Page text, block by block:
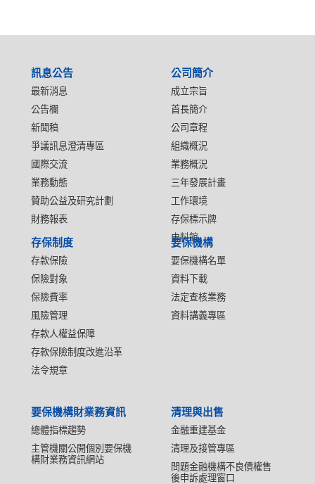
訊息公告
最新消息
公告欄
新聞稿
爭議訊息澄清專區
國際交流
業務動態
贊助公益及研究計劃
財務報表
公司簡介
成立宗旨
首長簡介
公司章程
組織概況
業務概況
三年發展計畫
工作環境
存保標示牌
史料館
存保制度
存款保險
保險對象
保險費率
風險管理
存款人權益保障
存款保險制度改進沿革
法令規章
要保機構
要保機構名單
資料下載
法定查核業務
資料講義專區
要保機構財業務資訊
總體指標趨勢
主管機關公開個別要保機
構財業務資訊網站
清理與出售
金融重建基金
清理及接管專區
問題金融機構不良債權售
後申訴處理窗口